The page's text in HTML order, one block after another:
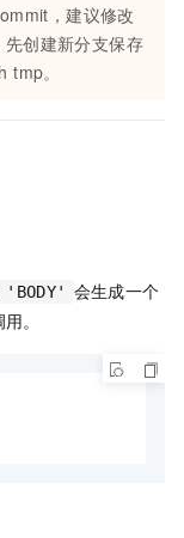
，建议修改
先创建新分支保存
tmp。
会生成一个
。